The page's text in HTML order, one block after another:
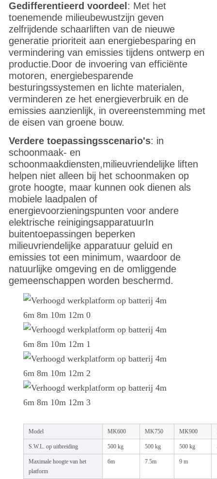
Gedifferentieerd voordeel : Met het
toenemende milieubewustzijn geven
zelfrijdende schaarliften van de nieuwe
generatie prioriteit aan energiebesparing en
vermindering van emissies tijdens ontwerp en
productie.Door de invoering van efficiënte
motoren, energiebesparende
besturingssystemen en lichte materialen,
verminderen ze het energieverbruik en de
emissies aanzienlijk, in overeenstemming met
de eisen van groene bouw.
Verdere toepassingsscenario's: in
schoonmaak- en
schoonmaakdiensten,milieuvriendelijke liften
helpen niet alleen bij het schoonmaken op
grote hoogte, maar kunnen ook dienen als
mobiele laadpalen of
energievoorzieningspunten voor andere
elektrische reinigingsapparatuurIn
buitentoepassingen beperken
milieuvriendelijke apparatuur geluid en
emissies tot een minimum, waardoor de
natuurlijke omgeving en de omliggende
gemeenschappen worden beschermd.
Model MK600 MK750 MK900
S.W.L. op uitbreiding 500 kg 500 kg 500 kg
Maximale hoogte van het
platform
6m 7.5m 9 m